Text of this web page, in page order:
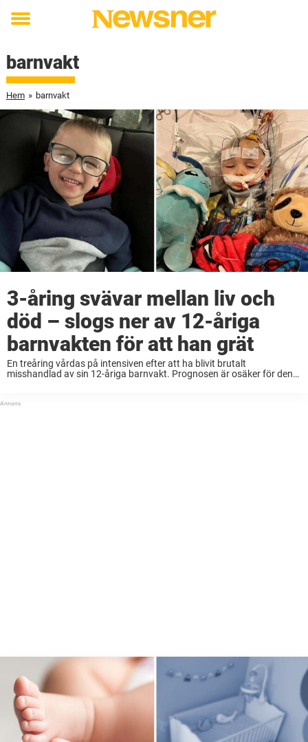
Toggle
barnvakt
Hem » barnvakt
3-åring svävar mellan liv och
död – slogs ner av 12-åriga
barnvakten för att han grät
En treåring vårdas på intensiven efter att ha blivit brutalt
misshandlad av sin 12-åriga barnvakt. Prognosen är osäker för den